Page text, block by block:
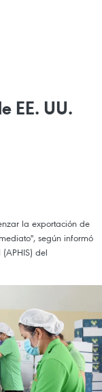
EE. UU.
la exportación de
según informó
del